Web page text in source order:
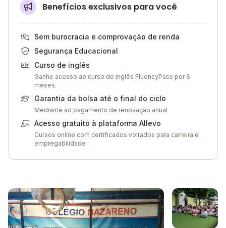
Benefícios exclusivos para você
Sem burocracia e comprovação de renda
Segurança Educacional
Curso de inglês
Ganhe acesso ao curso de inglês FluencyPass por 6
meses.
Garantia da bolsa até o final do ciclo
Mediante ao pagamento de renovação anual
Acesso gratuito à plataforma Allevo
Cursos online com certificados voltados para carreira e
empregabilidade
Galeria de imagem